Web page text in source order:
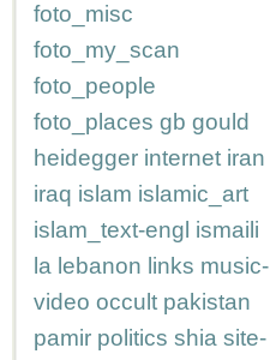
foto_misc
foto_my_scan
foto_people
foto_places gb gould
heidegger internet iran
iraq islam islamic_art
islam_text-engl ismaili
la lebanon links music-
video occult pakistan
pamir politics shia site-